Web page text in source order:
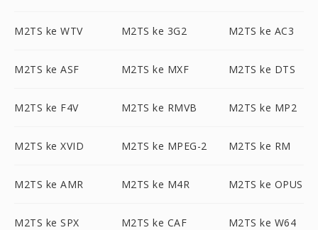
M2TS ke WTV M2TS ke 3G2 M2TS ke AC3
M2TS ke ASF M2TS ke MXF M2TS ke DTS
M2TS ke F4V M2TS ke RMVB M2TS ke MP2
M2TS ke XVID M2TS ke MPEG-2 M2TS ke RM
M2TS ke AMR M2TS ke M4R M2TS ke OPUS
M2TS ke SPX M2TS ke CAF M2TS ke W64